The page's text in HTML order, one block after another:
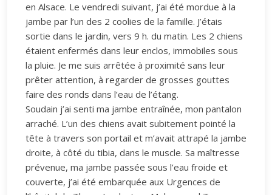
en Alsace. Le vendredi suivant, j’ai été mordue à la
jambe par l’un des 2 coolies de la famille. J’étais
sortie dans le jardin, vers 9 h. du matin. Les 2 chiens
étaient enfermés dans leur enclos, immobiles sous
la pluie. Je me suis arrêtée à proximité sans leur
prêter attention, à regarder de grosses gouttes
faire des ronds dans l’eau de l’étang.
Soudain j’ai senti ma jambe entraînée, mon pantalon
arraché. L’un des chiens avait subitement pointé la
tête à travers son portail et m’avait attrapé la jambe
droite, à côté du tibia, dans le muscle. Sa maîtresse
prévenue, ma jambe passée sous l’eau froide et
couverte, j’ai été embarquée aux Urgences de